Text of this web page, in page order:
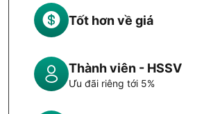
Tốt hơn về giá
Thành viên - HSSV
Ưu đãi riêng tới 5%